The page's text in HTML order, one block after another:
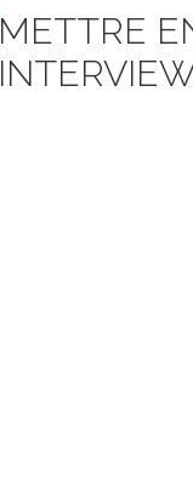
METTRE